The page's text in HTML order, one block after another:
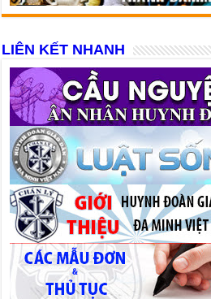
LIÊN KẾT NHANH